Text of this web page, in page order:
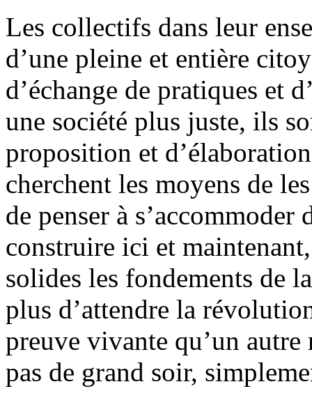
Les collectifs dans leur
d’une pleine et entière
d’échange de pratiques et
une société plus juste, ils
proposition et
cherchent les moyens de
de penser à s’accommoder
construire ici et
solides les fondements de
plus d’attendre la
preuve vivante qu’un autre
pas de grand soir,